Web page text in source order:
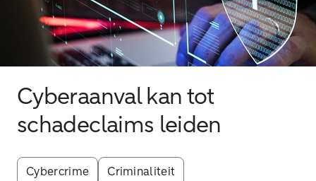
Cyberaanval kan tot
schadeclaims leiden
Cybercrime Criminaliteit